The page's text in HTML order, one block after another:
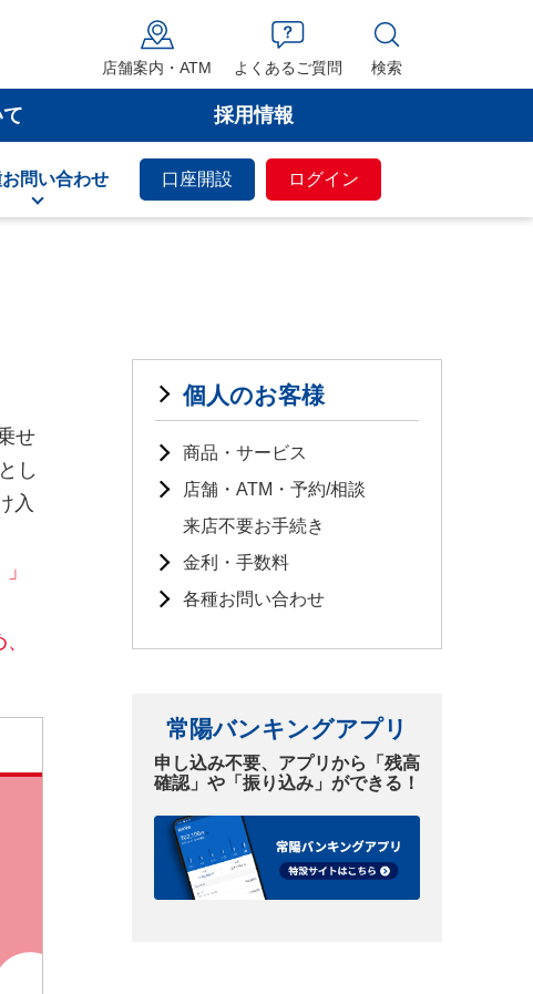
店舗案内・ATM よくあるご質問 検索
採用情報
問い合わせ 口座開設 ログイン
せ
し
入
個人のお客様
商品・サービス
店舗・ATM・予約/相談
来店不要お手続き
金利・手数料
各種お問い合わせ
常陽バンキングアプリ
申し込み不要、アプリから「残高
確認」や「振り込み」ができる！